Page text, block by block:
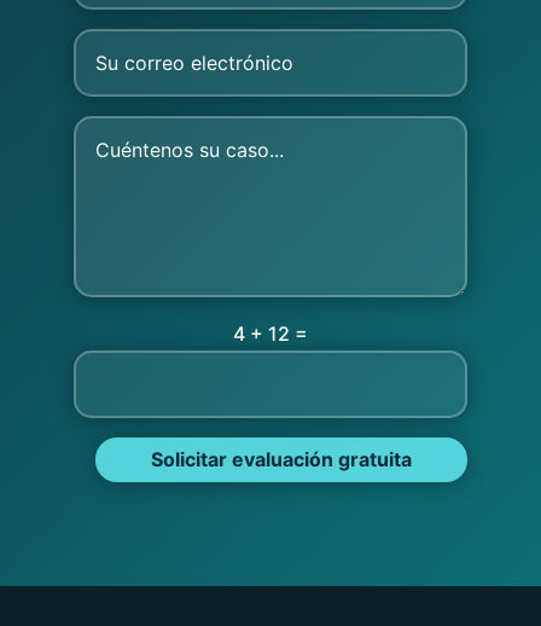
4 + 12 =
Solicitar evaluación gratuita